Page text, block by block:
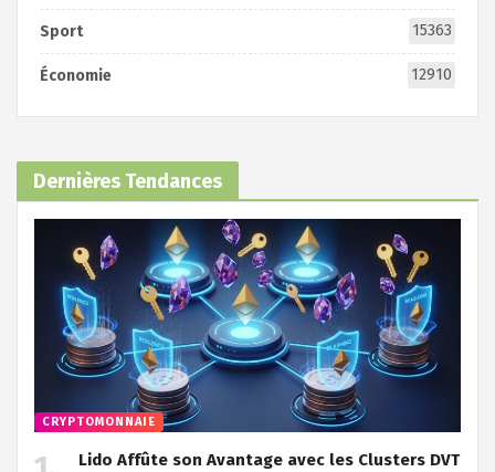
Sport 15363
Économie 12910
Dernières Tendances
CRYPTOMONNAIE
Lido Affûte son Avantage avec les Clusters DVT